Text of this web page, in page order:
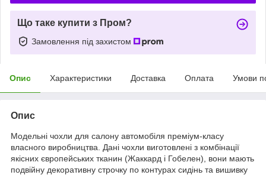
Що таке купити з Пром?
Замовлення під захистом
Опис Характеристики Доставка Оплата Умови
Опис
Модельні чохли для салону автомобіля преміум-класу
власного виробництва. Дані чохли виготовлені з комбінації
якісних європейських тканин (Жаккард і Гобелен), вони мають
подвійну декоративну строчку по контурах сидінь та вишивку